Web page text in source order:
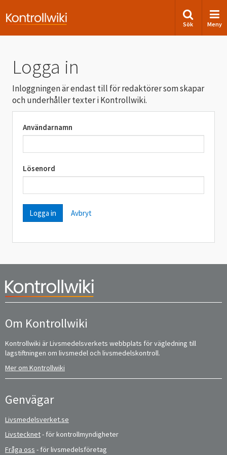
Sök Meny
Logga in
Inloggningen är endast till för redaktörer som skapar
och underhåller texter i Kontrollwiki.
Användarnamn
Lösenord
Avbryt
Om Kontrollwiki
Kontrollwiki är Livsmedelsverkets webbplats för vägledning till
lagstiftningen om livsmedel och livsmedelskontroll.
Mer om Kontrollwiki
Genvägar
Livsmedelsverket.se
Livstecknet- för kontrollmyndigheter
Fråga oss - för livsmedelsföretag